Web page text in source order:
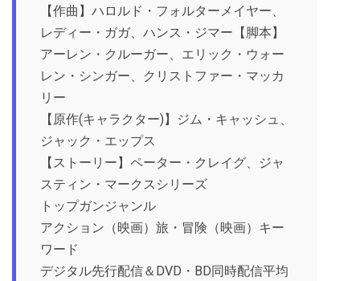
【作曲】ハロルド・フォルターメイヤー、
レディー・ガガ、ハンス・ジマー【脚本】
アーレン・クルーガー、エリック・ウォー
レン・シンガー、クリストファー・マッカ
リー
【原作(キャラクター)】ジム・キャッシュ、
ジャック・エップス
【ストーリー】ペーター・クレイグ、ジャ
スティン・マークスシリーズ
トップガンジャンル
アクション（映画）旅・冒険（映画）キー
ワード
デジタル先行配信＆DVD・BD同時配信平均